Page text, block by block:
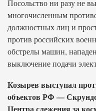
Посольство ни разу не
многочисленным
должностных лиц и
против российских
обстрелы машин,
выключение подачи
Козырев выступал
объектов РФ —